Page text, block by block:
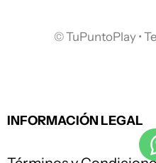
©TuPuntoPlay•
INFORMACIÓN LEGAL